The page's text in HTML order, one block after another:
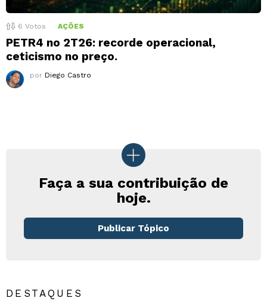
6 Votos AÇÕES
PETR4 no 2T26: recorde operacional,
ceticismo no preço.
por Diego Castro
Faça a sua contribuição de
hoje.
Publicar Tópico
DESTAQUES